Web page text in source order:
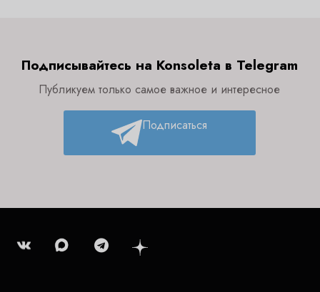
Подписывайтесь на Konsoleta в Telegram
Публикуем только самое важное и интересное
Подписаться